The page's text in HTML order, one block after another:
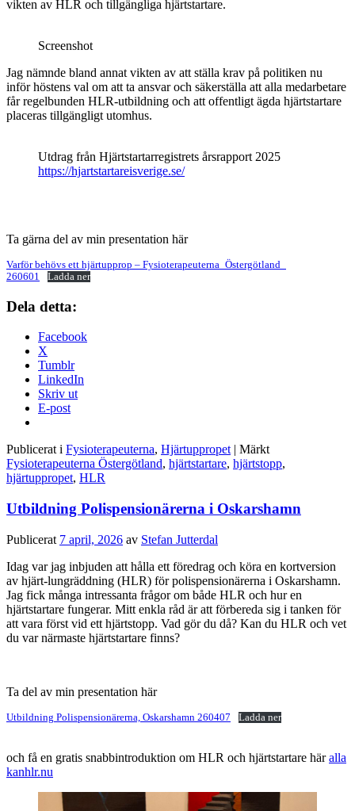
vikten av HLR och tillgängliga hjärtstartare.
Screenshot
Jag nämnde bland annat vikten av att ställa krav på politiken nu
inför höstens val om att ta ansvar och säkerställa att alla medarbetare
får regelbunden HLR-utbildning och att offentligt ägda hjärtstartare
placeras tillgängligt utomhus.
Utdrag från Hjärtstartarregistrets årsrapport 2025
https://hjartstartareisverige.se/
Ta gärna del av min presentation här
Varför behövs ett hjärtupprop – Fysioterapeuterna_Östergötland_
260601
Ladda ner
Dela detta:
Facebook
X
Tumblr
LinkedIn
Skriv ut
E-post
Publicerat i Fysioterapeuterna, Hjärtuppropet | Märkt
Fysioterapeuterna Östergötland, hjärtstartare, hjärtstopp,
hjärtuppropet, HLR
Utbildning Polispensionärerna i Oskarshamn
Publicerat 7 april, 2026 av Stefan Jutterdal
Idag var jag inbjuden att hålla ett föredrag och köra en kortversion
av hjärt-lungräddning (HLR) för polispensionärerna i Oskarshamn.
Jag fick många intressanta frågor om både HLR och hur en
hjärtstartare fungerar. Mitt enkla råd är att förbereda sig i tanken för
att vara först vid ett hjärtstopp. Vad gör du då? Kan du HLR och vet
du var närmaste hjärtstartare finns?
Ta del av min presentation här
Utbildning Polispensionärerna, Oskarshamn 260407 Ladda ner
och få en gratis snabbintroduktion om HLR och hjärtstartare häralla
kanhlr.nu